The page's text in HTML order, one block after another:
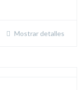
Mostrar detalles